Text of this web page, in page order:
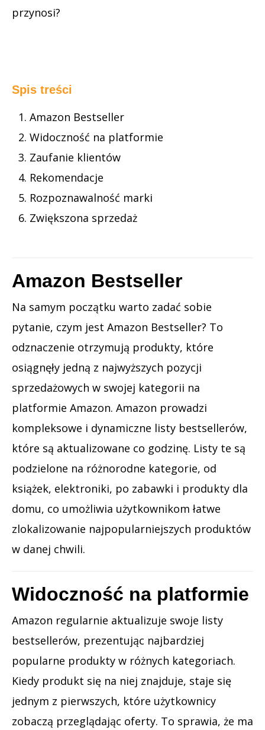
przynosi?
Spis treści
Amazon Bestseller
Widoczność na platformie
Zaufanie klientów
Rekomendacje
Rozpoznawalność marki
Zwiększona sprzedaż
Amazon Bestseller
Na samym początku warto zadać sobie
pytanie, czym jest Amazon Bestseller? To
odznaczenie otrzymują produkty, które
osiągnęły jedną z najwyższych pozycji
sprzedażowych w swojej kategorii na
platformie Amazon. Amazon prowadzi
kompleksowe i dynamiczne listy bestsellerów,
które są aktualizowane co godzinę. Listy te są
podzielone na różnorodne kategorie, od
książek, elektroniki, po zabawki i produkty dla
domu, co umożliwia użytkownikom łatwe
zlokalizowanie najpopularniejszych produktów
w danej chwili.
Widoczność na platformie
Amazon regularnie aktualizuje swoje listy
bestsellerów, prezentując najbardziej
popularne produkty w różnych kategoriach.
Kiedy produkt się na niej znajduje, staje się
jednym z pierwszych, które użytkownicy
zobaczą przeglądając oferty. To sprawia, że ma